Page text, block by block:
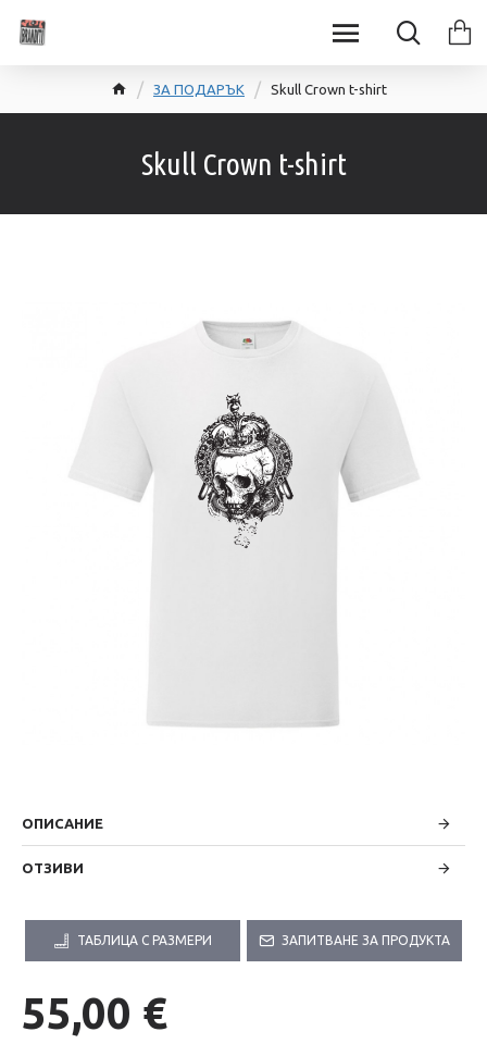
ЗА ПОДАРЪК Skull Crown t-shirt
Skull Crown t-shirt
ОПИСАНИЕ
ОТЗИВИ
ТАБЛИЦА С РАЗМЕРИ ЗАПИТВАНЕ ЗА ПРОДУКТА
55,00 €